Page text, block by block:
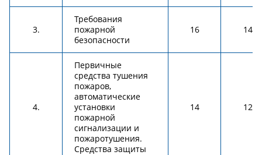
3.
Требования
пожарной
безопасности
16 14
4.
Первичные
средства тушения
пожаров,
автоматические
установки
пожарной
сигнализации и
пожаротушения.
Средства защиты
14 12